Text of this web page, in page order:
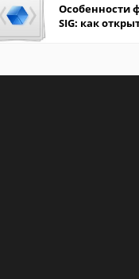
Особенности
SIG: как